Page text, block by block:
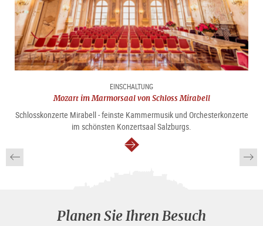
EINSCHALTUNG
Mozart im Marmorsaal von Schloss Mirabell
Schlosskonzerte Mirabell - feinste Kammermusik und Orchesterkonzerte
im schönsten Konzertsaal Salzburgs.
weiter
Planen Sie Ihren Besuch